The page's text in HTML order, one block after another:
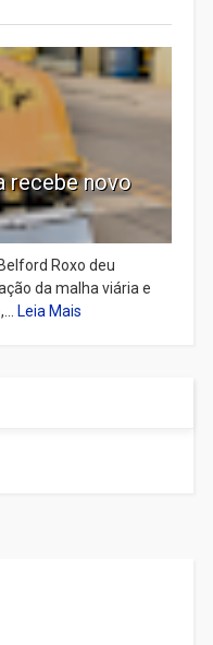
recebe novo
Roxo deu
da malha viária e
Leia Mais